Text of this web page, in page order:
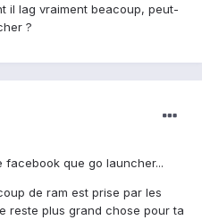
il lag vraiment beacoup, peut-
?
que go launcher...
de ram est prise par les
reste plus grand chose pour ta